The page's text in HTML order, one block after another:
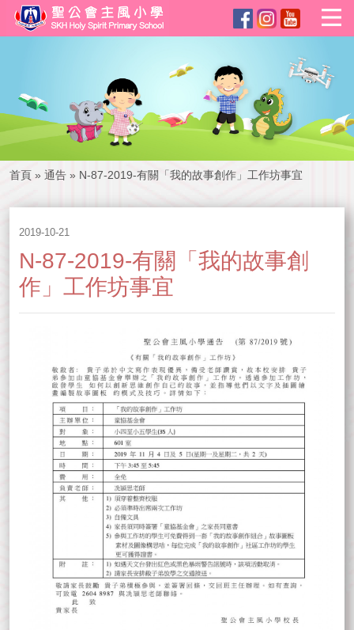
首頁 » 通告 » N-87-2019-有關「我的故事創作」工作坊事宜
2019-10-21
N-87-2019-有關「我的故事創
作」工作坊事宜